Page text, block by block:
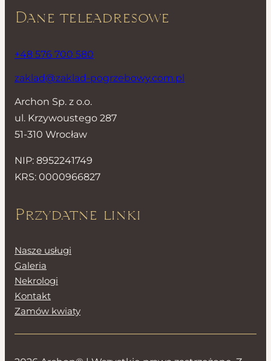
Dane teleadresowe
+48 576 700 580
zaklad@zaklad-pogrzebowy.com.pl
Archon Sp. z o.o.
ul. Krzywoustego 287
51-310 Wrocław
NIP: 8952241749
KRS: 0000966827
Przydatne linki
Nasze usługi
Galeria
Nekrologi
Kontakt
Zamów kwiaty